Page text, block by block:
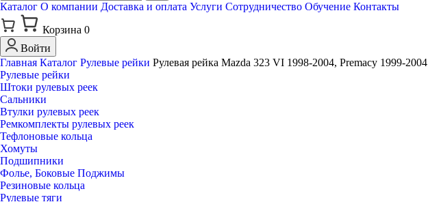
Каталог О компании Доставка и оплата Услуги Сотрудничество Обучение Контакты
Корзина 0
Войти
Главная Каталог Рулевые рейки Рулевая рейка Mazda 323 VI 1998-2004, Premacy 1999-2004
Рулевые рейки
Штоки рулевых реек
Сальники
Втулки рулевых реек
Ремкомплекты рулевых реек
Тефлоновые кольца
Хомуты
Подшипники
Фолье, Боковые Поджимы
Резиновые кольца
Рулевые тяги